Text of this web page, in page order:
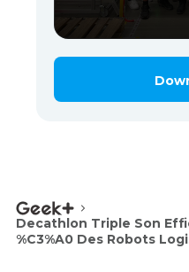
Decathlon Triple Son
%C3%A0 Des Robots